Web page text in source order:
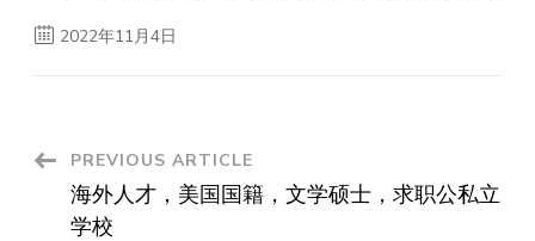
2022年11月4日
Post
Navigation
PREVIOUS ARTICLE
海外人才，美国国籍，文学硕士，求职公私立
学校